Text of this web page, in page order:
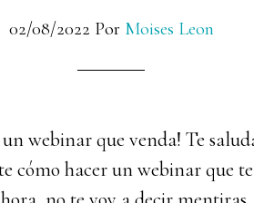
02/08/2022 Por Moises Leon
webinar que venda! Te
cómo hacer un webinar que